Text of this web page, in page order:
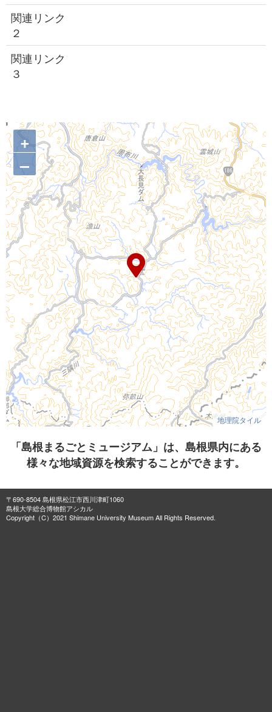
関連リンク
２
関連リンク
３
+
–
地理院タイル
「島根まるごとミュージアム」は、島根県内にある
様々な地域資源を検索することができます。
〒690-8504 島根県松江市西川津町1060
島根大学総合博物館アシカル
Copyright（C）2021 Shimane University Museum All Rights Reserved.